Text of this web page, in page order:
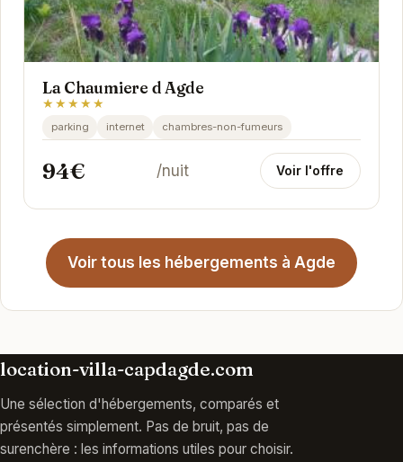
La Chaumiere d Agde
★★★★★
parking internet chambres-non-fumeurs
94€ /nuit Voir l'offre
Voir tous les hébergements à Agde
location-villa-capdagde.com
Une sélection d'hébergements, comparés et
présentés simplement. Pas de bruit, pas de
surenchère : les informations utiles pour choisir.